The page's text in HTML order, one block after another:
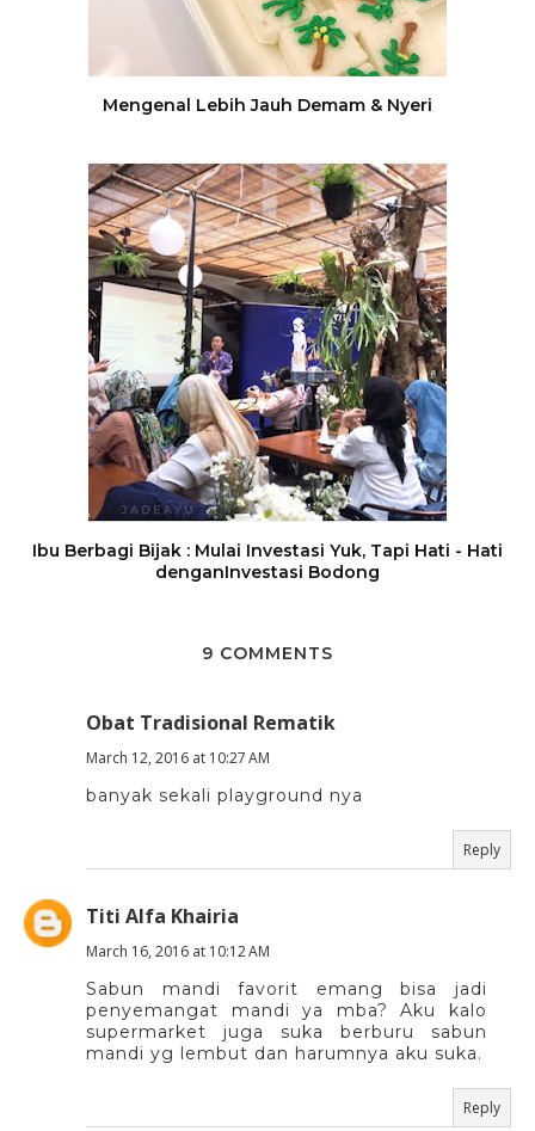
Mengenal Lebih Jauh Demam & Nyeri
Ibu Berbagi Bijak : Mulai Investasi Yuk, Tapi Hati - Hati
denganInvestasi Bodong
9 COMMENTS
Obat Tradisional Rematik
March 12, 2016 at 10:27 AM
banyak sekali playground nya
Reply
Titi Alfa Khairia
March 16, 2016 at 10:12 AM
Sabun mandi favorit emang bisa jadi
penyemangat mandi ya mba? Aku kalo
supermarket juga suka berburu sabun
mandi yg lembut dan harumnya aku suka.
Reply